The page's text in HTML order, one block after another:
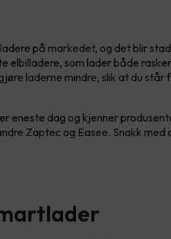
på markedet, og det blir
elbilladere, som lader både
laderne mindre, slik at du står
eneste dag og kjenner
Zaptec og Easee. Snakk med